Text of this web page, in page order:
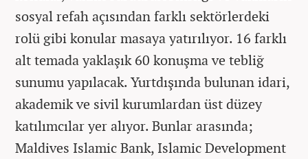
sosyal refah açısından farklı sektörlerdeki
rolü gibi konular masaya yatırılıyor. 16 farklı
alt temada yaklaşık 60 konuşma ve tebliğ
sunumu yapılacak. Yurtdışında bulunan idari,
akademik ve sivil kurumlardan üst düzey
katılımcılar yer alıyor. Bunlar arasında;
Maldives Islamic Bank, Islamic Development